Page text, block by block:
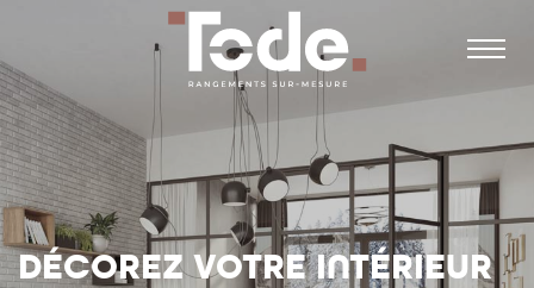
DÉCOREZ VOTRE INTÉRIEUR